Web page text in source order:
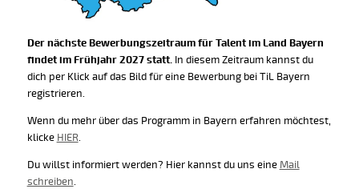
Der nächste Bewerbungszeitraum für Talent im Land Bayern
findet im Frühjahr 2027 statt.In diesem Zeitraum kannst du
dich per Klick auf das Bild für eine Bewerbung bei TiL Bayern
registrieren.
Wenn du mehr über das Programm in Bayern erfahren möchtest,
klicke HIER.
Du willst informiert werden? Hier kannst du uns eine Mail
schreiben.